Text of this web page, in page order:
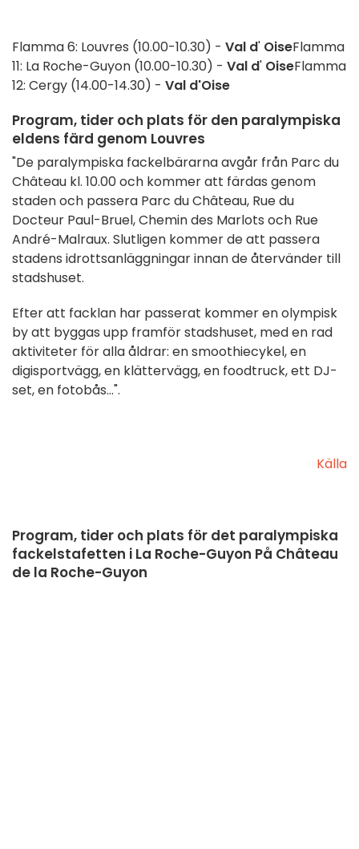
Flamma 6: Louvres (10.00-10.30) - Val d' OiseFlamma
11: La Roche-Guyon (10.00-10.30) - Val d' OiseFlamma
12: Cergy (14.00-14.30) - Val d'Oise
Program, tider och plats för den paralympiska
eldens färd genom Louvres
"De paralympiska fackelbärarna avgår från Parc du
Château kl. 10.00 och kommer att färdas genom
staden och passera Parc du Château, Rue du
Docteur Paul-Bruel, Chemin des Marlots och Rue
André-Malraux. Slutligen kommer de att passera
stadens idrottsanläggningar innan de återvänder till
stadshuset.
Efter att facklan har passerat kommer en olympisk
by att byggas upp framför stadshuset, med en rad
aktiviteter för alla åldrar: en smoothiecykel, en
digisportvägg, en klättervägg, en foodtruck, ett DJ-
set, en fotobås...".
Källa
Program, tider och plats för det paralympiska
fackelstafetten i La Roche-Guyon På Château
de la Roche-Guyon